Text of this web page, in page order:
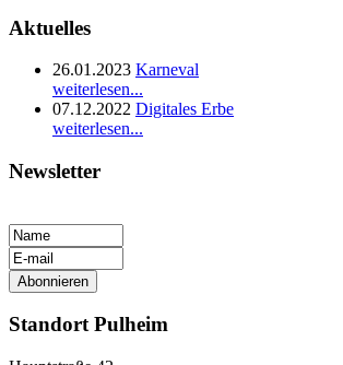
Aktuelles
26.01.2023 Karneval
weiterlesen...
07.12.2022 Digitales Erbe
weiterlesen...
Newsletter
Standort Pulheim